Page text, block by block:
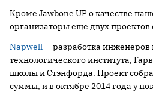
Кроме Jawbone UP о качестве
организаторы еще двух проектов
Napwell— разработка инженеров
технологического института,
школы и Стэнфорда. Проект
суммы, и в октябре 2014 года у